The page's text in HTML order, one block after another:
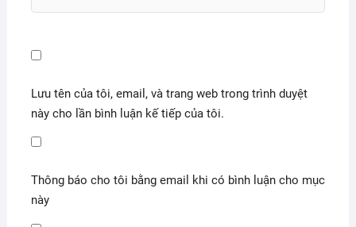
Lưu tên của tôi, email, và trang web trong trình duyệt
này cho lần bình luận kế tiếp của tôi.
Thông báo cho tôi bằng email khi có bình luận cho mục
này